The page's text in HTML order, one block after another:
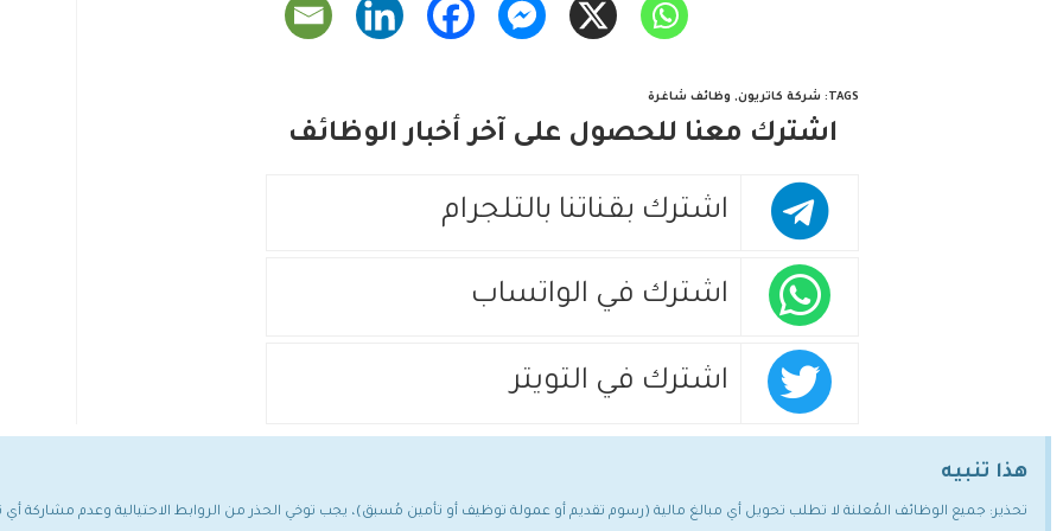
TAGS
: شركة كاتريون, وظائف شاغرة
اشترك معنا للحصول على آخر أخبار الوظائف
اشترك بقناتنا بالتلجرام
اشترك في الواتساب
اشترك في التويتر
هذا تنبيه
تحذير: جميع الوظائف المُعلنة لا تطلب تحويل أي مبالغ مالية (رسوم تقديم أو عمولة توظيف أو تأمين مُسبق)، يجب توخي الحذر من الروابط الاحتيالية وعدم مشاركة